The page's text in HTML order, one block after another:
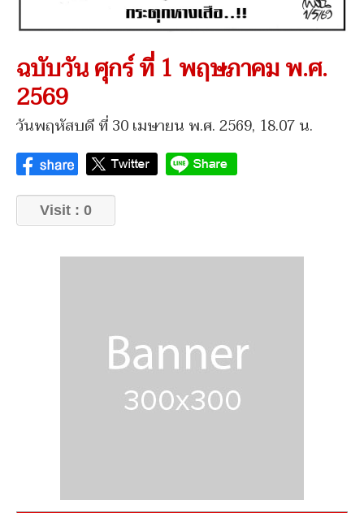
ฉบับวัน ศุกร์ ที่ 1 พฤษภาคม พ.ศ.
2569
วันพฤหัสบดี ที่ 30 เมษายน พ.ศ. 2569, 18.07 น.
Visit : 0